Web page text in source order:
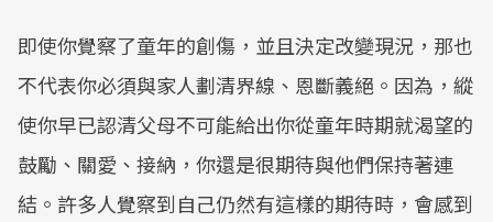
即使你覺察了童年的創傷，並且決定改變現況，那也
不代表你必須與家人劃清界線、恩斷義絕。因為，縱
使你早已認清父母不可能給出你從童年時期就渴望的
鼓勵、關愛、接納，你還是很期待與他們保持著連
結。許多人覺察到自己仍然有這樣的期待時，會感到